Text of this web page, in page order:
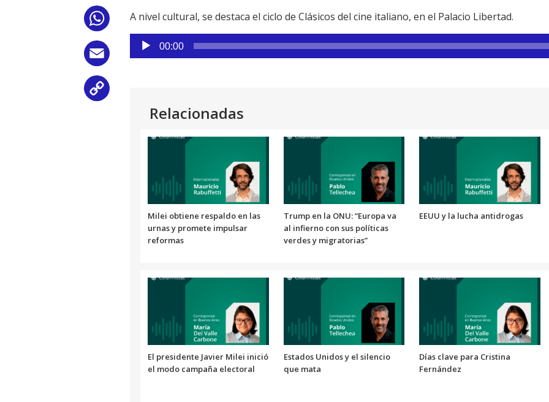
WhatsApp
Email
A nivel cultural, se destaca el ciclo de Clásicos del cine italiano, en el Palacio Libertad.
Reproductor
de
00:00
Relacionadas
Milei obtiene respaldo en las
urnas y promete impulsar
reformas
Trump en la ONU: “Europa va
al infierno con sus políticas
verdes y migratorias”
EEUU y la lucha antidrogas
El presidente Javier Milei inició
el modo campaña electoral
Estados Unidos y el silencio
que mata
Días clave para Cristina
Fernández